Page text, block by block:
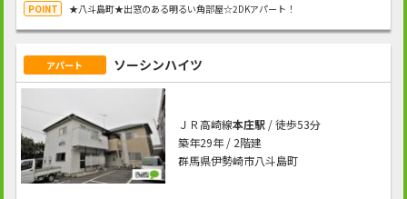
★八斗島町★出窓のある明るい角部屋☆2DKアパート！
アパート ソーシンハイツ
ＪＲ高崎線本庄駅/ 徒歩53分
築年29年 / 2階建
群馬県伊勢崎市八斗島町